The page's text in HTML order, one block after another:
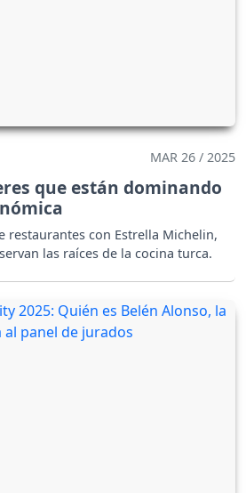
MAR 26 / 2025
que están dominando
restaurantes con Estrella Michelin,
las raíces de la cocina turca.